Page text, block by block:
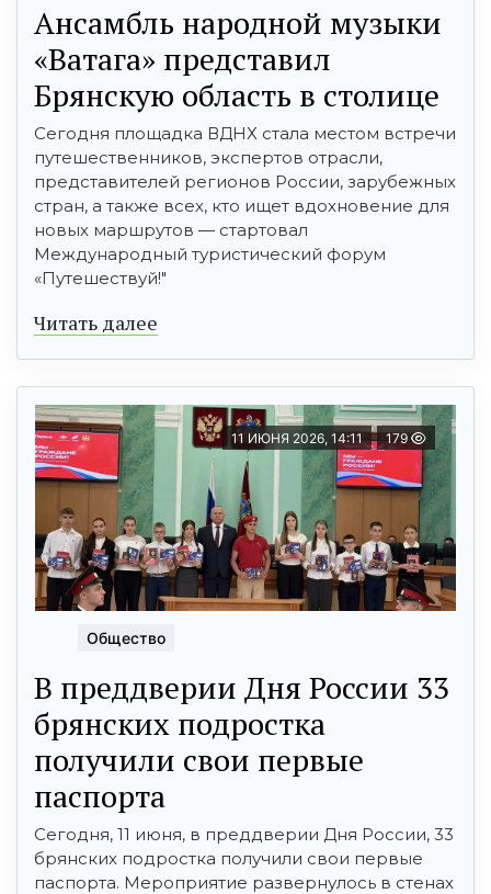
Ансамбль народной музыки
«Ватага» представил
Брянскую область в столице
Сегодня площадка ВДНХ стала местом встречи
путешественников, экспертов отрасли,
представителей регионов России, зарубежных
стран, а также всех, кто ищет вдохновение для
новых маршрутов — стартовал
Международный туристический форум
«Путешествуй!"
Читать далее
11 ИЮНЯ 2026, 14:11 179
Общество
В преддверии Дня России 33
брянских подростка
получили свои первые
паспорта
Сегодня, 11 июня, в преддверии Дня России, 33
брянских подростка получили свои первые
паспорта. Мероприятие развернулось в стенах